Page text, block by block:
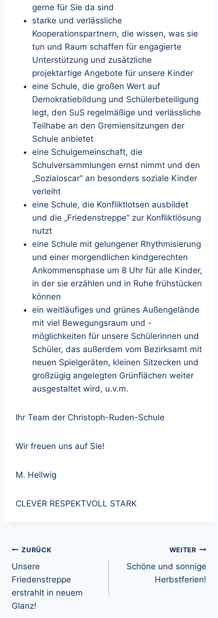
gerne für Sie da sind
starke und verlässliche
Kooperationspartnern, die wissen, was sie
tun und Raum schaffen für engagierte
Unterstützung und zusätzliche
projektartige Angebote für unsere Kinder
eine Schule, die großen Wert auf
Demokratiebildung und Schülerbeteiligung
legt, den SuS regelmäßige und verlässliche
Teilhabe an den Gremiensitzungen der
Schule anbietet
eine Schulgemeinschaft, die
Schulversammlungen ernst nimmt und den
„Sozialoscar“ an besonders soziale Kinder
verleiht
eine Schule, die Konfliktlotsen ausbildet
und die „Friedenstreppe“ zur Konfliktlösung
nutzt
eine Schule mit gelungener Rhythmisierung
und einer morgendlichen kindgerechten
Ankommensphase um 8 Uhr für alle Kinder,
in der sie erzählen und in Ruhe frühstücken
können
ein weitläufiges und grünes Außengelände
mit viel Bewegungsraum und -
möglichkeiten für unsere Schülerinnen und
Schüler, das außerdem vom Bezirksamt mit
neuen Spielgeräten, kleinen Sitzecken und
großzügig angelegten Grünflächen weiter
ausgestaltet wird, u.v.m.
Ihr Team der Christoph-Ruden-Schule
Wir freuen uns auf Sie!
M. Hellwig
CLEVER RESPEKTVOLL STARK
Beitragsnavigation
ZURÜCK
Unsere
Friedenstreppe
erstrahlt in neuem
Glanz!
WEITER
Schöne und sonnige
Herbstferien!